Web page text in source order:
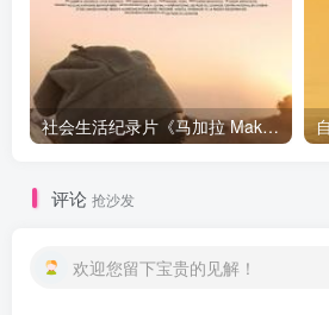
社会生活纪录片《马加拉 Makala》下载
评论 抢沙发
欢迎您留下宝贵的见解！